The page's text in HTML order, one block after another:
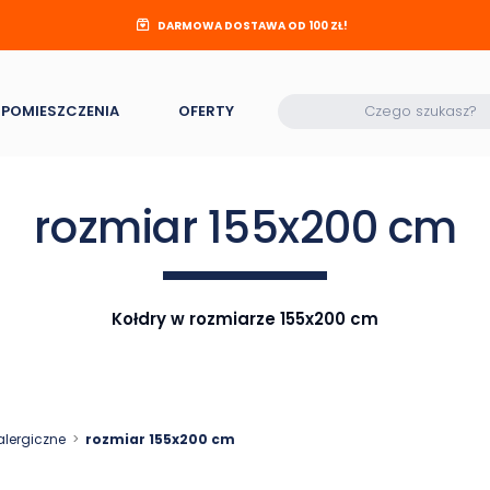
DARMOWA DOSTAWA OD 100 ZŁ!
POMIESZCZENIA OFERTY
rozmiar 155x200 cm
Kołdry w rozmiarze 155x200 cm
rozmiar 155x200 cm